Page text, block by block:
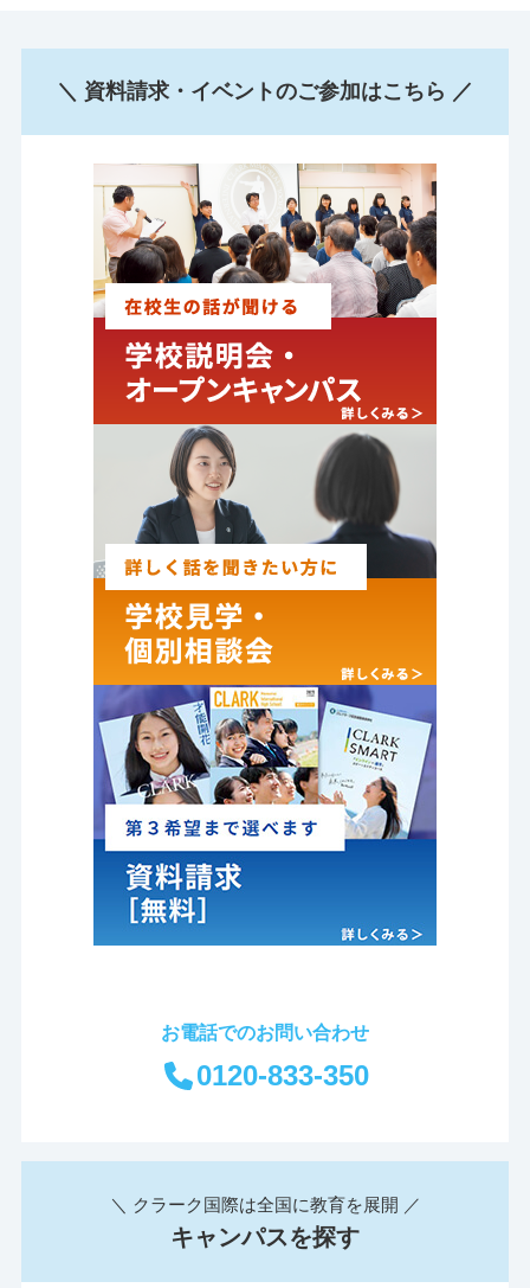
＼ 資料請求・イベントのご参加はこちら ／
お電話でのお問い合わせ
0120-833-350
＼ クラーク国際は全国に教育を展開 ／
キャンパスを探す